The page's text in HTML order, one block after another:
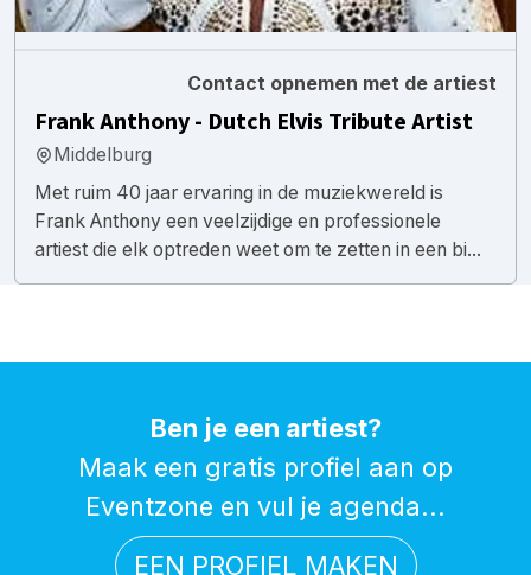
Contact opnemen met de artiest
Frank Anthony - Dutch Elvis Tribute Artist
Middelburg
Met ruim 40 jaar ervaring in de muziekwereld is
Frank Anthony een veelzijdige en professionele
artiest die elk optreden weet om te zetten in een bi...
Ben je een artiest?
Maak een gratis profiel aan op
Eventzone en vul je agenda...
EEN PROFIEL MAKEN